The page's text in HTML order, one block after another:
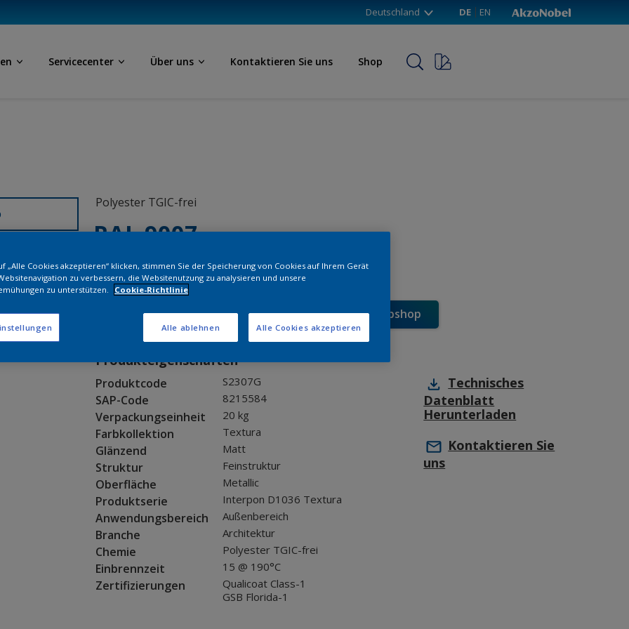
Deutschland DE EN
Servicecenter Über uns Kontaktieren Sie uns Shop
Polyester TGIC-frei
RAL 9007
S2307G
Muster bestellen Bestellen Sie direkt im Webshop
Produkteigenschaften
Produktcode S2307G
SAP-Code 8215584
Verpackungseinheit 20 kg
Farbkollektion Textura
Glänzend Matt
Struktur Feinstruktur
Oberfläche Metallic
Produktserie Interpon D1036 Textura
Anwendungsbereich Außenbereich
Branche Architektur
Chemie Polyester TGIC-frei
Einbrennzeit 15 @ 190°C
Zertifizierungen
Qualicoat Class-1
GSB Florida-1
Technisches
Datenblatt
Herunterladen
Kontaktieren Sie
uns
„Alle Cookies akzeptieren“ klicken, stimmen Sie der Speicherung von Cookies auf Ihrem Gerät
zu verbessern, die Websitenutzung zu analysieren und unsere
zu unterstützen.
Cookie-Richtlinie
Alle ablehnen Alle Cookies akzeptieren